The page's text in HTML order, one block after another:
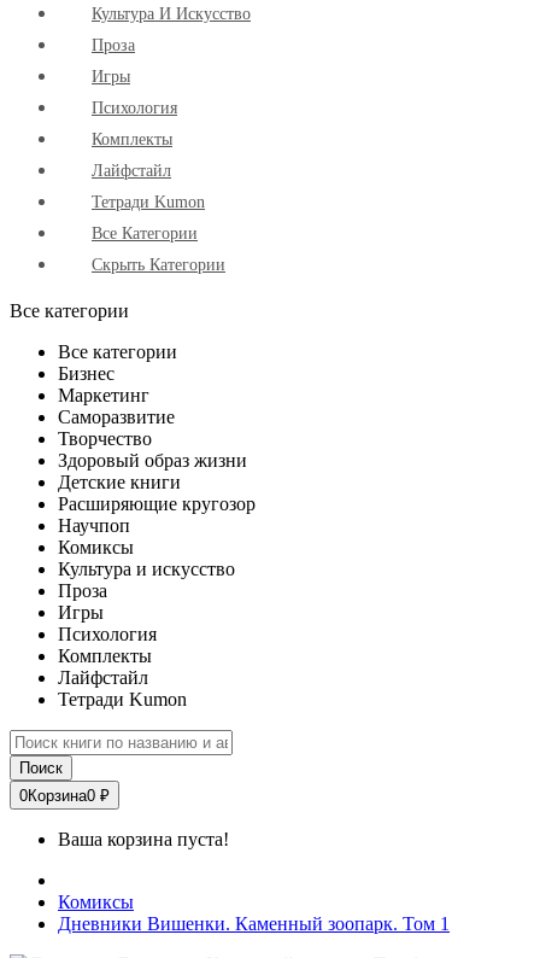
Культура И Искусство
Проза
Игры
Психология
Комплекты
Лайфстайл
Тетради Kumon
Все Категории
Скрыть Категории
Все категории
Все категории
Бизнес
Маркетинг
Саморазвитие
Творчество
Здоровый образ жизни
Детские книги
Расширяющие кругозор
Научпоп
Комиксы
Культура и искусство
Проза
Игры
Психология
Комплекты
Лайфстайл
Тетради Kumon
Поиск
0Корзина0 ₽
Ваша корзина пуста!
Комиксы
Дневники Вишенки. Каменный зоопарк. Том 1